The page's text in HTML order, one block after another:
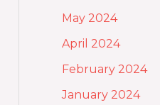
May 2024
April 2024
February 2024
January 2024